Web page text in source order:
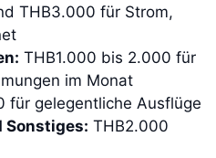
THB3.000 für Strom,
THB1.000 bis 2.000 für
im Monat
für gelegentliche Ausflüge
Sonstiges: THB2.000